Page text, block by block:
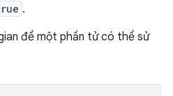
.
để một phần tử có thể sử